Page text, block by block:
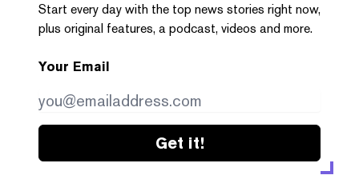
Start every day with the top news stories right now,
plus original features, a podcast, videos and more.
Your Email
Get it!